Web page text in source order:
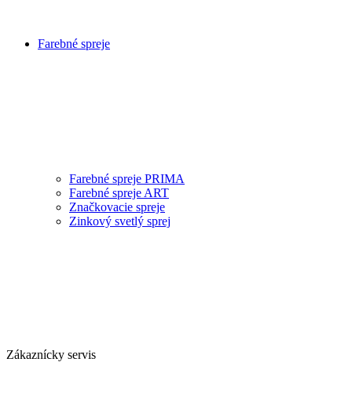
Farebné spreje
Farebné spreje PRIMA
Farebné spreje ART
Značkovacie spreje
Zinkový svetlý sprej
Zákaznícky servis